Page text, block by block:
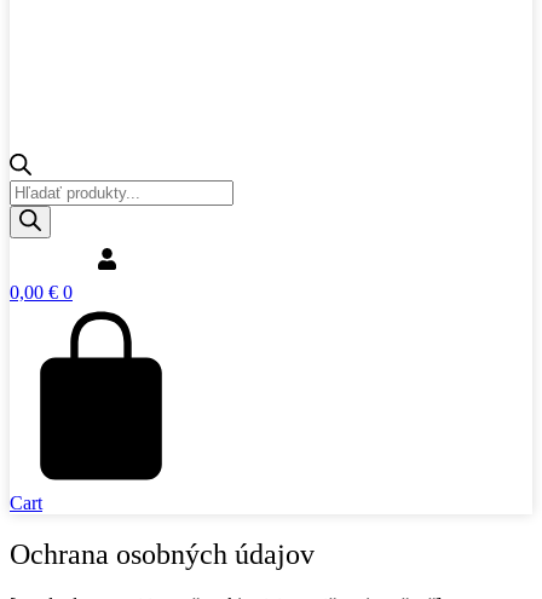
Products
search
0,00 € 0
Cart
Ochrana osobných údajov